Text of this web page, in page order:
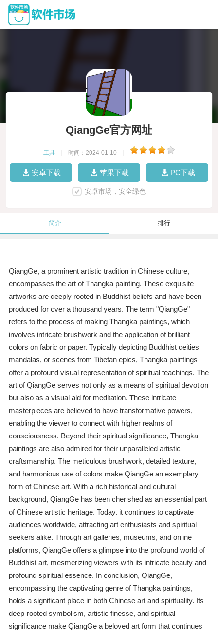
QiangGe官方网址
工具 时间：2024-01-10
安卓下载 苹果下载 PC下载
安卓市场，安全绿色
简介 排行
QiangGe, a prominent artistic tradition in Chinese culture,
encompasses the art of Thangka painting. These exquisite
artworks are deeply rooted in Buddhist beliefs and have been
produced for over a thousand years. The term "QiangGe"
refers to the process of making Thangka paintings, which
involves intricate brushwork and the application of brilliant
colors on fabric or paper. Typically depicting Buddhist deities,
mandalas, or scenes from Tibetan epics, Thangka paintings
offer a profound visual representation of spiritual teachings. The
art of QiangGe serves not only as a means of spiritual devotion
but also as a visual aid for meditation. These intricate
masterpieces are believed to have transformative powers,
enabling the viewer to connect with higher realms of
consciousness. Beyond their spiritual significance, Thangka
paintings are also admired for their unparalleled artistic
craftsmanship. The meticulous brushwork, detailed texture,
and harmonious use of colors make QiangGe an exemplary
form of Chinese art. With a rich historical and cultural
background, QiangGe has been cherished as an essential part
of Chinese artistic heritage. Today, it continues to captivate
audiences worldwide, attracting art enthusiasts and spiritual
seekers alike. Through art galleries, museums, and online
platforms, QiangGe offers a glimpse into the profound world of
Buddhist art, mesmerizing viewers with its intricate beauty and
profound spiritual essence. In conclusion, QiangGe,
encompassing the captivating genre of Thangka paintings,
holds a significant place in both Chinese art and spirituality. Its
deep-rooted symbolism, artistic finesse, and spiritual
significance make QiangGe a beloved art form that continues